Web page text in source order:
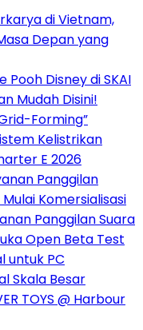
di Vietnam,
Depan yang
Disney di SKAI
Mudah Disini!
Forming”
Kelistrikan
E 2026
Panggilan
Komersialisasi
Panggilan Suara
Open Beta Test
untuk PC
Skala Besar
TOYS @ Harbour